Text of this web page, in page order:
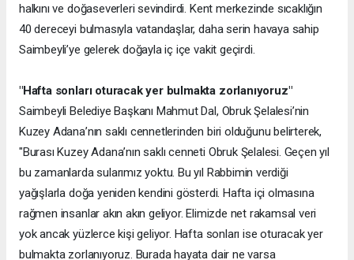
halkını ve doğaseverleri sevindirdi. Kent merkezinde sıcaklığın
40 dereceyi bulmasıyla vatandaşlar, daha serin havaya sahip
Saimbeyli’ye gelerek doğayla iç içe vakit geçirdi.
"Hafta sonları oturacak yer bulmakta zorlanıyoruz"
Saimbeyli Belediye Başkanı Mahmut Dal, Obruk Şelalesi’nin
Kuzey Adana’nın saklı cennetlerinden biri olduğunu belirterek,
"Burası Kuzey Adana’nın saklı cenneti Obruk Şelalesi. Geçen yıl
bu zamanlarda sularımız yoktu. Bu yıl Rabbimin verdiği
yağışlarla doğa yeniden kendini gösterdi. Hafta içi olmasına
rağmen insanlar akın akın geliyor. Elimizde net rakamsal veri
yok ancak yüzlerce kişi geliyor. Hafta sonları ise oturacak yer
bulmakta zorlanıyoruz. Burada hayata dair ne varsa